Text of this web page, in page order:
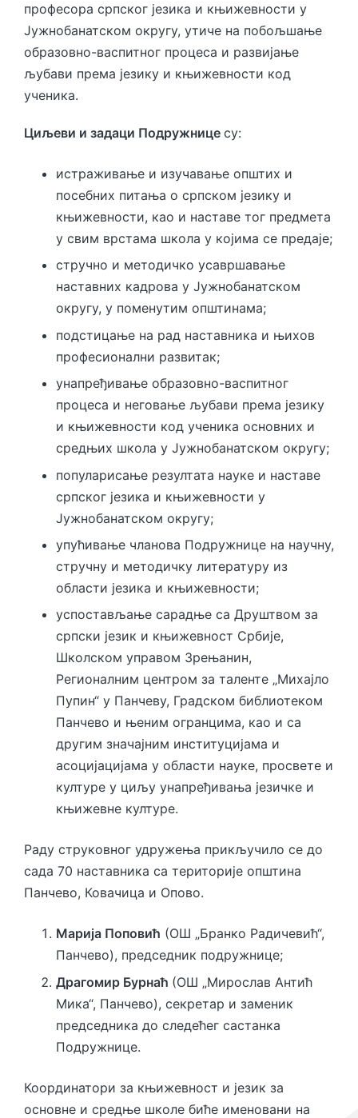
професора српског језика и књижевности у
Јужнобанатском округу, утиче на побољшање
образовно-васпитног процеса и развијање
љубави према језику и књижевности код
ученика.
Циљеви и задаци Подружнице су:
истраживање и изучавање општих и
посебних питања о српском језику и
књижевности, као и наставе тог предмета
у свим врстама школа у којима се предаје;
стручно и методичко усавршавање
наставних кадрова у Јужнобанатском
округу, у поменутим општинама;
подстицање на рад наставника и њихов
професионални развитак;
унапређивање образовно-васпитног
процеса и неговање љубави према језику
и књижевности код ученика основних и
средњих школа у Јужнобанатском округу;
популарисање резултата науке и наставе
српског језика и књижевности у
Јужнобанатском округу;
упућивање чланова Подружнице на научну,
стручну и методичку литературу из
области језика и књижевности;
успостављање сарадње са Друштвом за
српски језик и књижевност Србије,
Школском управом Зрењанин,
Регионалним центром за таленте „Михајло
Пупин“ у Панчеву, Градском библиотеком
Панчево и њеним огранцима, као и са
другим значајним институцијама и
асоцијацијама у области науке, просвете и
културе у циљу унапређивања језичке и
књижевне културе.
Раду струковног удружења прикључило се до
сада 70 наставника са територије општина
Панчево, Ковачица и Опово.
Марија Поповић (ОШ „Бранко Радичевић“,
Панчево), председник подружнице;
Драгомир Бурнаћ (ОШ „Мирослав Антић
Мика“, Панчево), секретар и заменик
председника до следећег састанка
Подружнице.
Координатори за књижевност и језик за
основне и средње школе биће именовани на